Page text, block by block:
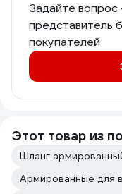
Задайте вопрос
представитель
покупателей
Этот товар из
Шланг
Армированные для